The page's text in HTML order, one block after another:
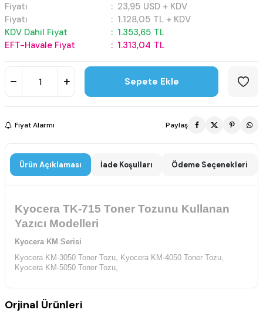
Fiyatı : 23,95 USD + KDV
Fiyatı
: 1.128,05 TL + KDV
KDV Dahil Fiyat
: 1.353,65 TL
EFT-Havale Fiyat
: 1.313,04 TL
Sepete Ekle
Fiyat Alarmı Paylaş
Ürün Açıklaması İade Koşulları Ödeme Seçenekleri
Kyocera TK-715 Toner Tozunu Kullanan
Yazıcı Modelleri
Kyocera KM Serisi
Kyocera KM-3050 Toner Tozu, Kyocera KM-4050 Toner Tozu,
Kyocera KM-5050 Toner Tozu,
Orjinal Ürünleri